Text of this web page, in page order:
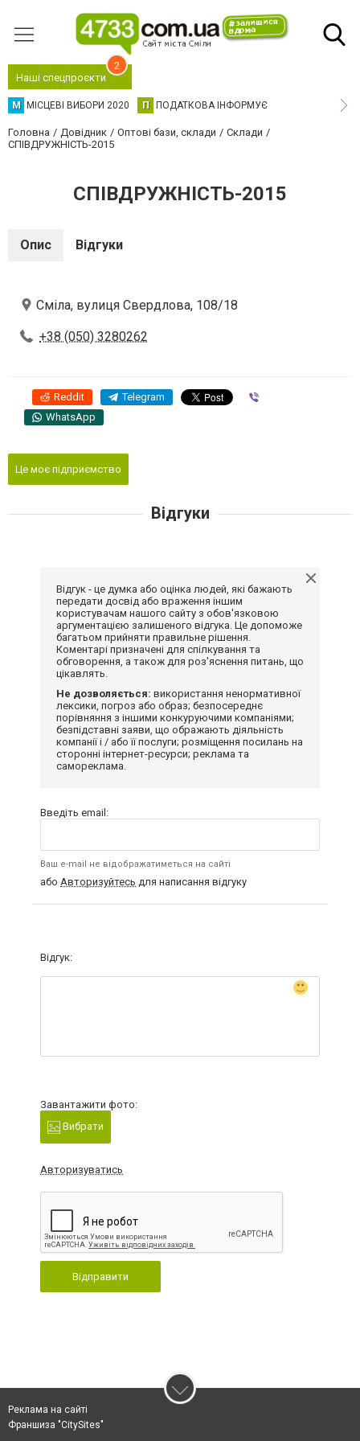
Наші спецпроєкти
2
М МІСЦЕВІ ВИБОРИ 2020 П ПОДАТКОВА ІНФОРМУЄ
Головна Довідник Оптові бази, склади
Склади
СПІВДРУЖНІСТЬ-2015
СПІВДРУЖНІСТЬ-2015
Опис Відгуки
Сміла, вулиця Свердлова, 108/18
+38 (050) 3280262
Reddit Telegram
WhatsApp
Це моє підприємство
Відгуки
Відгук - це думка або оцінка людей, які бажають
передати досвід або враження іншим
користувачам нашого сайту з обов'язковою
аргументацією залишеного відгука. Це допоможе
багатьом прийняти правильне рішення.
Коментарі призначені для спілкування та
обговорення, а також для роз'яснення питань, що
цікавлять.
Не дозволяється: використання ненормативної
лексики, погроз або образ; безпосереднє
порівняння з іншими конкуруючими компаніями;
безпідставні заяви, що ображають діяльність
компанії і / або її послуги; розміщення посилань на
сторонні інтернет-ресурси; реклама та
самореклама.
Введіть email:
Ваш e-mail не відображатиметься на сайті
або Авторизуйтесь для написання відгуку
Відгук:
Завантажити фото:
Вибрати
Авторизуватись
Відправити
Реклама на сайті
Франшиза "CitySites"